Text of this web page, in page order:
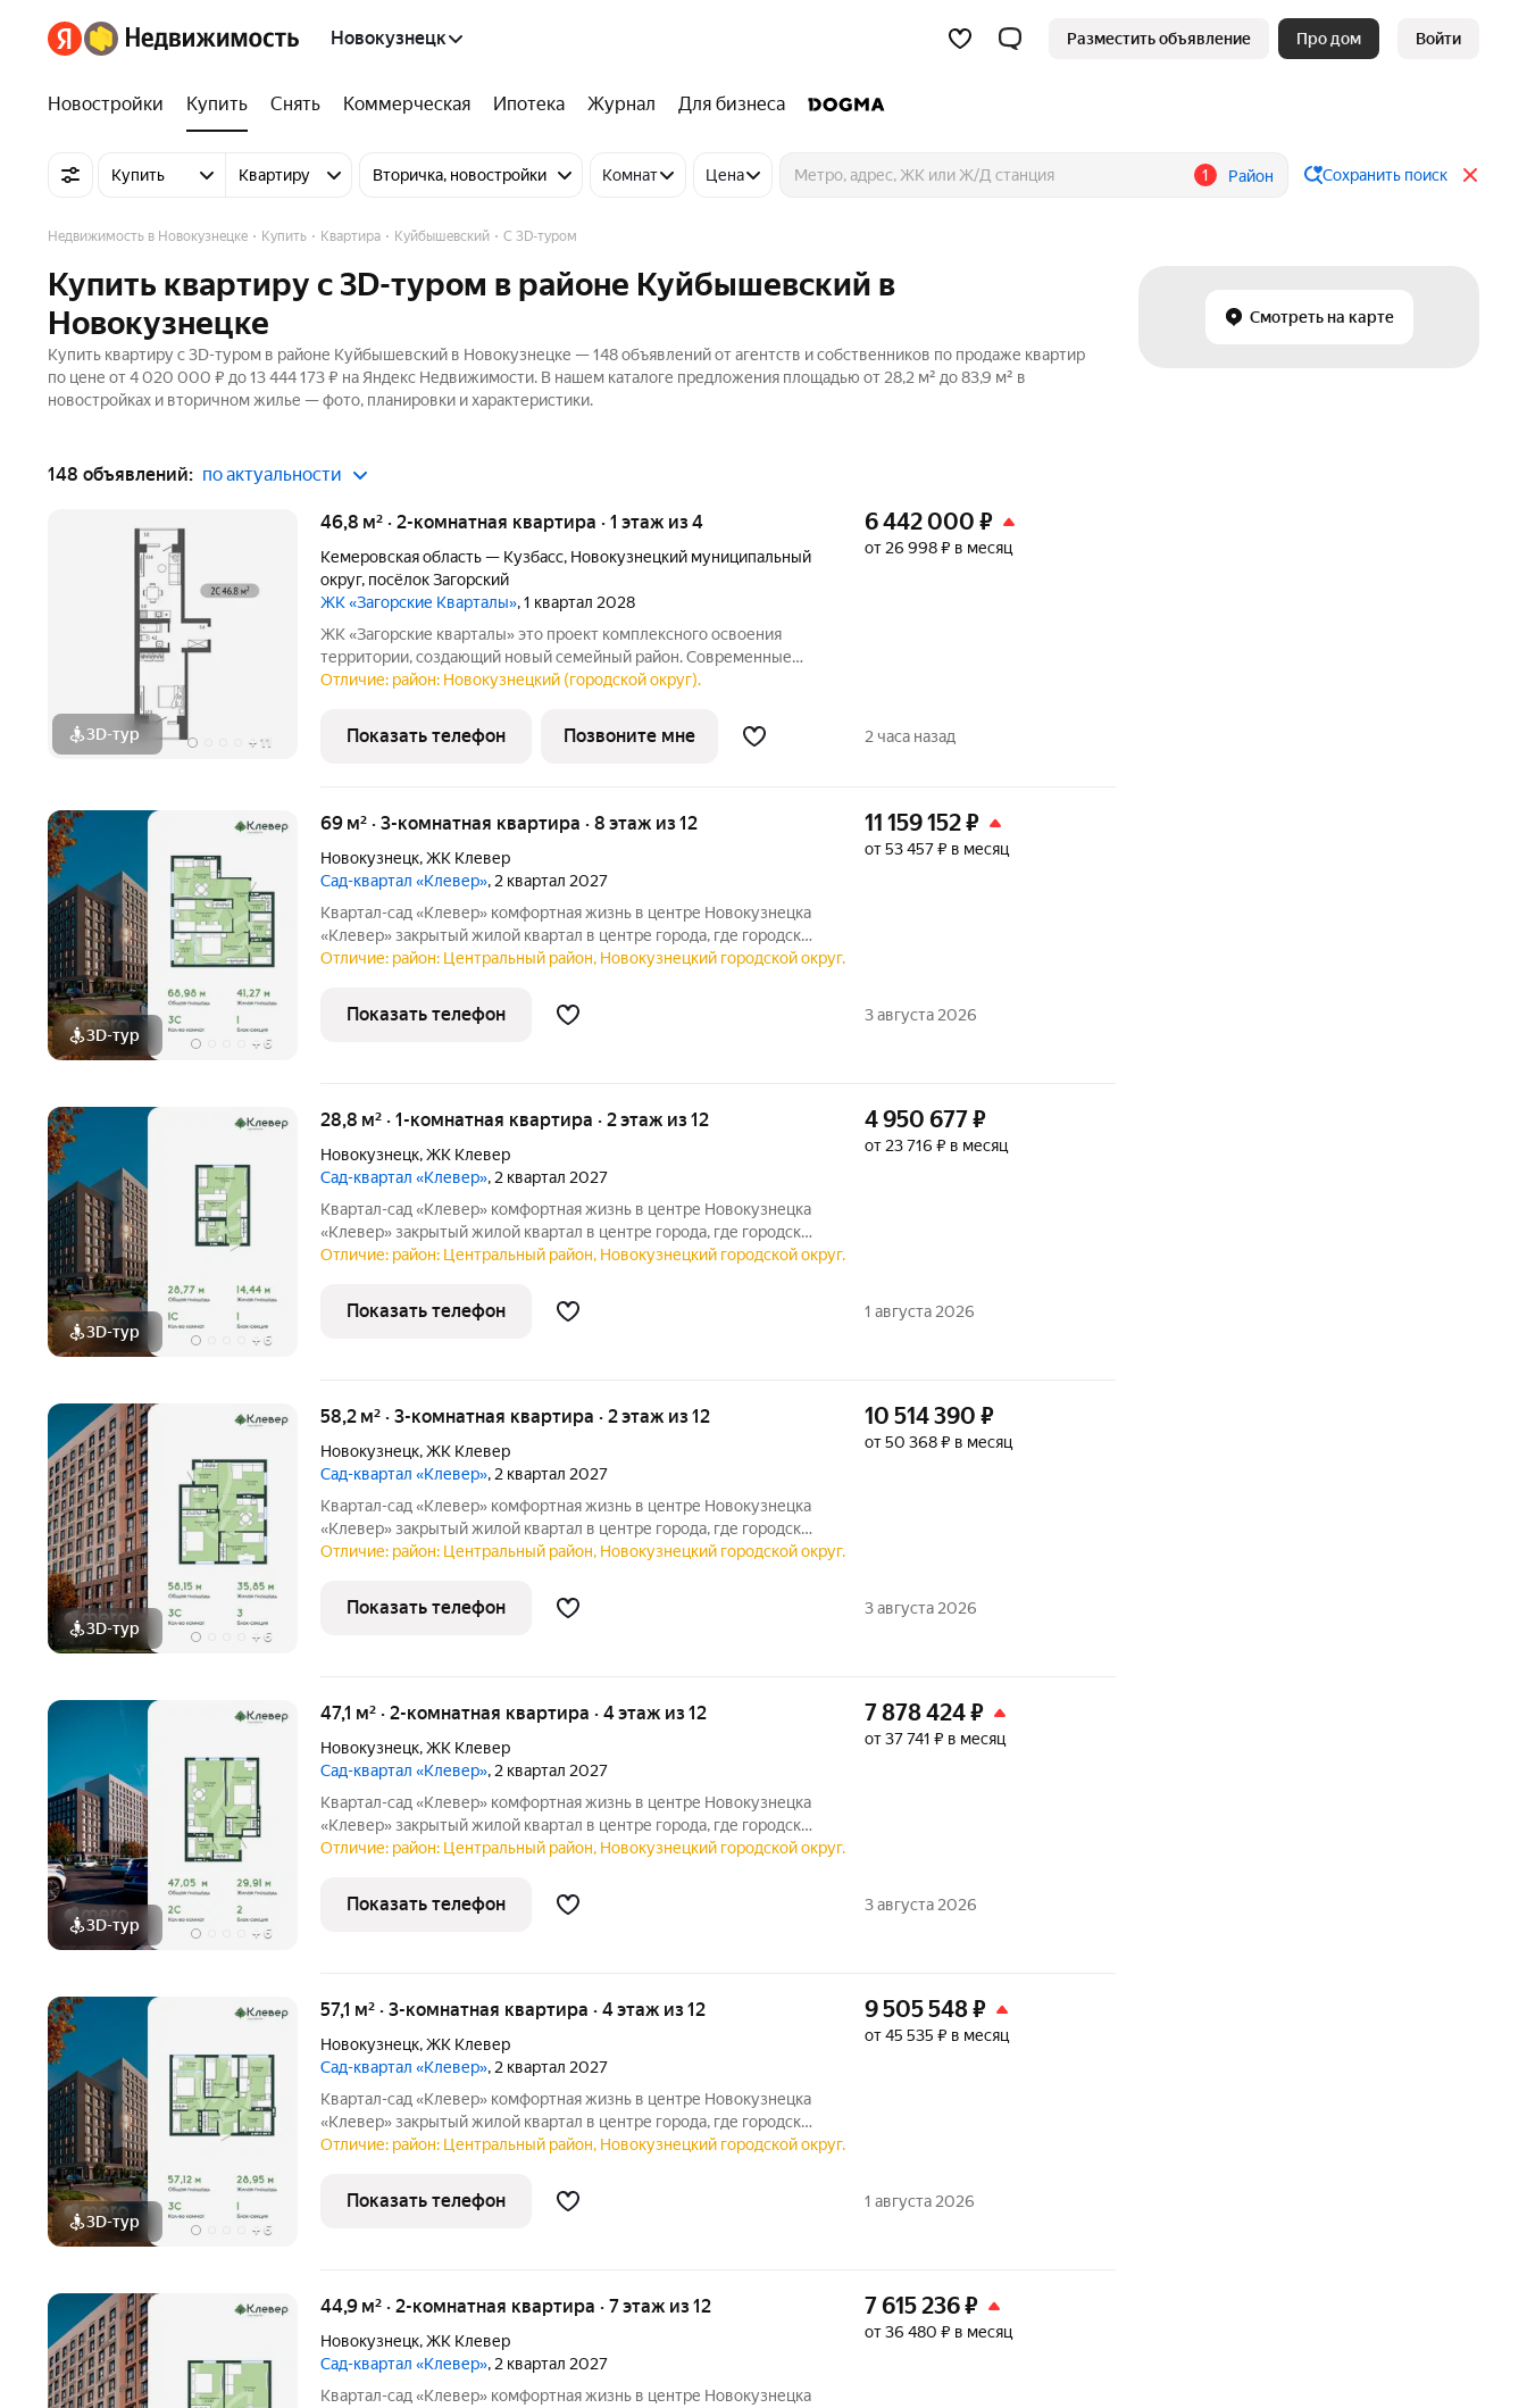
Новокузнецк Разместить объявление Про дом Войти
Новостройки Купить Снять Коммерческая Ипотека Журнал Для бизнеса
Купить Квартиру Вторичка, новостройки Комнат Цена 1 Район Сохранить поиск
Смотреть на карте
Недвижимость в Новокузнецке Купить Квартира Куйбышевский C 3D-туром
Купить квартиру c 3D-туром в районе Куйбышевский в
Новокузнецке
Купить квартиру c 3D-туром в районе Куйбышевский в Новокузнецке — 148 объявлений от агентств и собственников по продаже квартир
по цене от 4 020 000 ₽ до 13 444 173 ₽ на Яндекс Недвижимости. В нашем каталоге предложения площадью от 28,2 м² до 83,9 м² в
новостройках и вторичном жилье — фото, планировки и характеристики.
148 объявлений: по актуальности
3D-тур + 11
46,8 м² · 2-комнатная квартира · 1 этаж из 4
Кемеровская область — Кузбасс, Новокузнецкий муниципальный
округ, посёлок Загорский
ЖК «Загорские Кварталы», 1 квартал 2028
ЖК «Загорские кварталы» это проект комплексного освоения
территории, создающий новый семейный район. Современные
малоэтажные кварталы из кирпичных и кирпично-монолитных
частным сектором и
6 442 000 ₽
от 26 998 ₽ в месяц
Отличие: район: Новокузнецкий (городской округ).
Показать телефон Позвоните мне 2 часа назад
3D-тур + 6
69 м² · 3-комнатная квартира · 8 этаж из 12
Новокузнецк,ЖК Клевер
Сад-квартал «Клевер», 2 квартал 2027
Квартал-сад «Клевер» комфортная жизнь в центре Новокузнецка
«Клевер» закрытый жилой квартал в центре города, где городской
ритм сочетается с тишиной и уютом. Продуманная
создают
11 159 152₽
от 53 457 ₽ в месяц
Отличие: район: Центральный район, Новокузнецкий городской округ.
Показать телефон 3 августа 2026
3D-тур + 6
28,8 м² · 1-комнатная квартира · 2 этаж из 12
Новокузнецк,ЖК Клевер
Сад-квартал «Клевер», 2 квартал 2027
Квартал-сад «Клевер» комфортная жизнь в центре Новокузнецка
«Клевер» закрытый жилой квартал в центре города, где городской
ритм сочетается с тишиной и уютом. Продуманная
создают
4 950 677₽
от 23 716 ₽ в месяц
Отличие: район: Центральный район, Новокузнецкий городской округ.
Показать телефон 1 августа 2026
3D-тур + 6
58,2 м² · 3-комнатная квартира · 2 этаж из 12
Новокузнецк,ЖК Клевер
Сад-квартал «Клевер», 2 квартал 2027
Квартал-сад «Клевер» комфортная жизнь в центре Новокузнецка
«Клевер» закрытый жилой квартал в центре города, где городской
ритм сочетается с тишиной и уютом. Продуманная
создают
10 514 390 ₽
от 50 368 ₽ в месяц
Отличие: район: Центральный район, Новокузнецкий городской округ.
Показать телефон 3 августа 2026
3D-тур + 6
47,1 м² · 2-комнатная квартира · 4 этаж из 12
Новокузнецк,ЖК Клевер
Сад-квартал «Клевер», 2 квартал 2027
Квартал-сад «Клевер» комфортная жизнь в центре Новокузнецка
«Клевер» закрытый жилой квартал в центре города, где городской
ритм сочетается с тишиной и уютом. Продуманная
создают
7 878 424₽
от 37 741 ₽ в месяц
Отличие: район: Центральный район, Новокузнецкий городской округ.
Показать телефон 3 августа 2026
3D-тур + 6
57,1 м² · 3-комнатная квартира · 4 этаж из 12
Новокузнецк,ЖК Клевер
Сад-квартал «Клевер», 2 квартал 2027
Квартал-сад «Клевер» комфортная жизнь в центре Новокузнецка
«Клевер» закрытый жилой квартал в центре города, где городской
ритм сочетается с тишиной и уютом. Продуманная
создают
9 505 548₽
от 45 535 ₽ в месяц
Отличие: район: Центральный район, Новокузнецкий городской округ.
Показать телефон 1 августа 2026
44,9 м² · 2-комнатная квартира · 7 этаж из 12
Новокузнецк,ЖК Клевер
Сад-квартал «Клевер», 2 квартал 2027
Квартал-сад «Клевер» комфортная жизнь в центре Новокузнецка
7 615 236₽
от 36 480 ₽ в месяц